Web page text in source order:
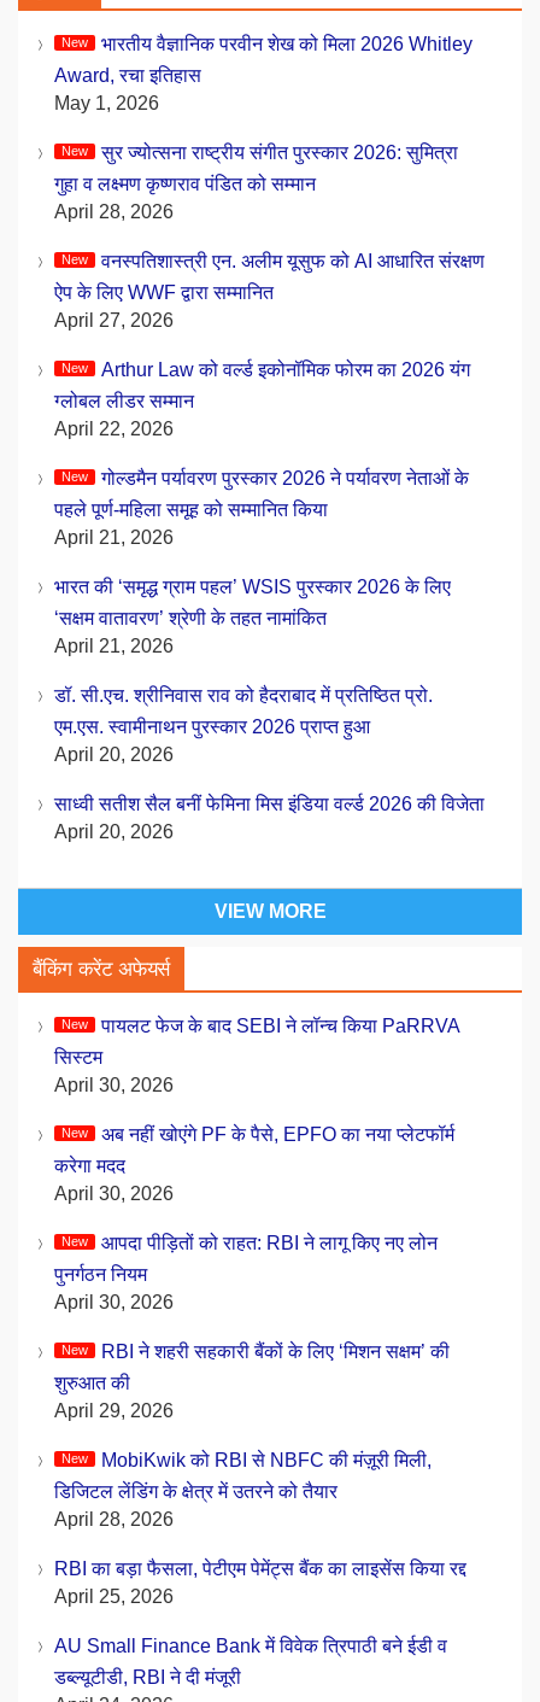
भारतीय वैज्ञानिक परवीन शेख को मिला 2026 Whitley
Award, रचा इतिहास
May 1, 2026
सुर ज्योत्सना राष्ट्रीय संगीत पुरस्कार 2026: सुमित्रा
गुहा व लक्ष्मण कृष्णराव पंडित को सम्मान
April 28, 2026
वनस्पतिशास्त्री एन. अलीम यूसुफ को AI आधारित संरक्षण
ऐप के लिए WWF द्वारा सम्मानित
April 27, 2026
Arthur Law को वर्ल्ड इकोनॉमिक फोरम का 2026 यंग
ग्लोबल लीडर सम्मान
April 22, 2026
गोल्डमैन पर्यावरण पुरस्कार 2026 ने पर्यावरण नेताओं के
पहले पूर्ण-महिला समूह को सम्मानित किया
April 21, 2026
भारत की ‘समृद्ध ग्राम पहल’ WSIS पुरस्कार 2026 के लिए
‘सक्षम वातावरण’ श्रेणी के तहत नामांकित
April 21, 2026
डॉ. सी.एच. श्रीनिवास राव को हैदराबाद में प्रतिष्ठित प्रो.
एम.एस. स्वामीनाथन पुरस्कार 2026 प्राप्त हुआ
April 20, 2026
साध्वी सतीश सैल बनीं फेमिना मिस इंडिया वर्ल्ड 2026 की विजेता
April 20, 2026
VIEW MORE
बैंकिंग करेंट अफेयर्स
पायलट फेज के बाद SEBI ने लॉन्च किया PaRRVA
सिस्टम
April 30, 2026
अब नहीं खोएंगे PF के पैसे, EPFO का नया प्लेटफॉर्म
करेगा मदद
April 30, 2026
आपदा पीड़ितों को राहत: RBI ने लागू किए नए लोन
पुनर्गठन नियम
April 30, 2026
RBI ने शहरी सहकारी बैंकों के लिए ‘मिशन सक्षम’ की
शुरुआत की
April 29, 2026
MobiKwik को RBI से NBFC की मंज़ूरी मिली,
डिजिटल लेंडिंग के क्षेत्र में उतरने को तैयार
April 28, 2026
RBI का बड़ा फैसला, पेटीएम पेमेंट्स बैंक का लाइसेंस किया रद्द
April 25, 2026
AU Small Finance Bank में विवेक त्रिपाठी बने ईडी व
डब्ल्यूटीडी, RBI ने दी मंजूरी